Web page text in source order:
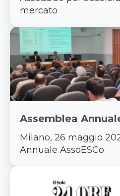
mercato
Assemblea
Milano, 26 maggio
Annuale AssoESCo